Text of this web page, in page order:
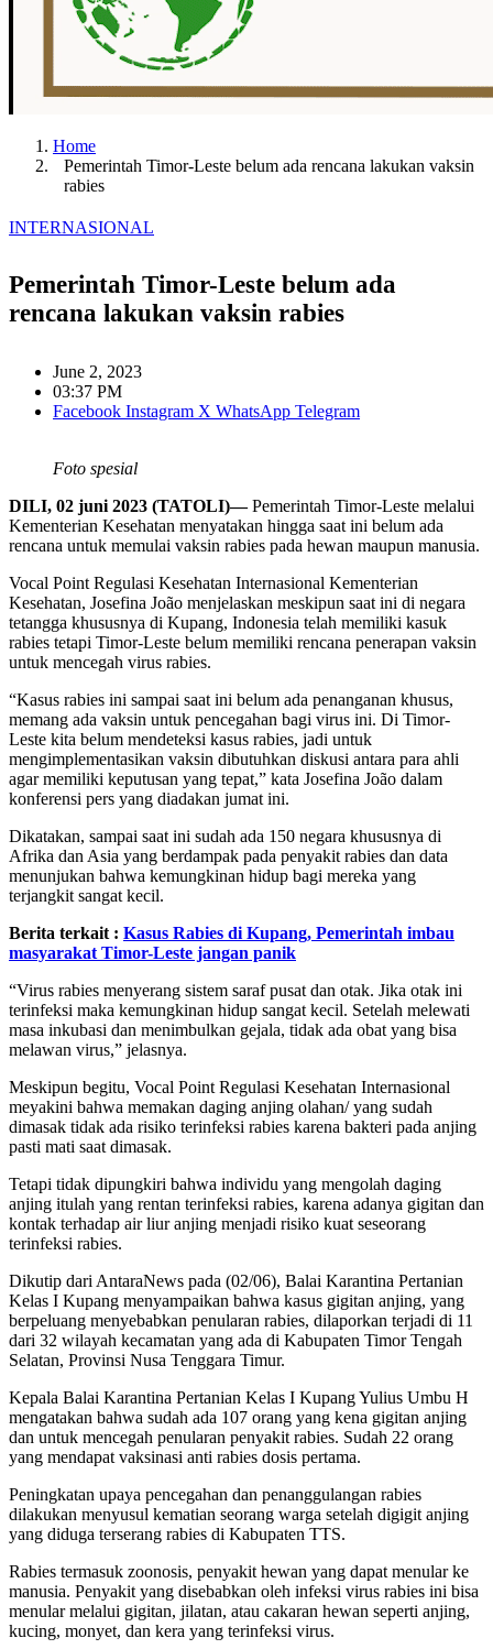
Home
Pemerintah Timor-Leste belum ada rencana lakukan vaksin
rabies
INTERNASIONAL
Pemerintah Timor-Leste belum ada
rencana lakukan vaksin rabies
June 2, 2023
03:37 PM
Facebook Instagram X WhatsApp Telegram
Foto spesial
DILI, 02 juni 2023 (TATOLI)—Pemerintah Timor-Leste melalui
Kementerian Kesehatan menyatakan hingga saat ini belum ada
rencana untuk memulai vaksin rabies pada hewan maupun manusia.
Vocal Point Regulasi Kesehatan Internasional Kementerian
Kesehatan, Josefina João menjelaskan meskipun saat ini di negara
tetangga khususnya di Kupang, Indonesia telah memiliki kasuk
rabies tetapi Timor-Leste belum memiliki rencana penerapan vaksin
untuk mencegah virus rabies.
“Kasus rabies ini sampai saat ini belum ada penanganan khusus,
memang ada vaksin untuk pencegahan bagi virus ini. Di Timor-
Leste kita belum mendeteksi kasus rabies, jadi untuk
mengimplementasikan vaksin dibutuhkan diskusi antara para ahli
agar memiliki keputusan yang tepat,” kata Josefina João dalam
konferensi pers yang diadakan jumat ini.
Dikatakan, sampai saat ini sudah ada 150 negara khususnya di
Afrika dan Asia yang berdampak pada penyakit rabies dan data
menunjukan bahwa kemungkinan hidup bagi mereka yang
terjangkit sangat kecil.
Berita terkait : Kasus Rabies di Kupang, Pemerintah imbau
masyarakat Timor-Leste jangan panik
“Virus rabies menyerang sistem saraf pusat dan otak. Jika otak ini
terinfeksi maka kemungkinan hidup sangat kecil. Setelah melewati
masa inkubasi dan menimbulkan gejala, tidak ada obat yang bisa
melawan virus,” jelasnya.
Meskipun begitu, Vocal Point Regulasi Kesehatan Internasional
meyakini bahwa memakan daging anjing olahan/ yang sudah
dimasak tidak ada risiko terinfeksi rabies karena bakteri pada anjing
pasti mati saat dimasak.
Tetapi tidak dipungkiri bahwa individu yang mengolah daging
anjing itulah yang rentan terinfeksi rabies, karena adanya gigitan dan
kontak terhadap air liur anjing menjadi risiko kuat seseorang
terinfeksi rabies.
Dikutip dari AntaraNews pada (02/06), Balai Karantina Pertanian
Kelas I Kupang menyampaikan bahwa kasus gigitan anjing, yang
berpeluang menyebabkan penularan rabies, dilaporkan terjadi di 11
dari 32 wilayah kecamatan yang ada di Kabupaten Timor Tengah
Selatan, Provinsi Nusa Tenggara Timur.
Kepala Balai Karantina Pertanian Kelas I Kupang Yulius Umbu H
mengatakan bahwa sudah ada 107 orang yang kena gigitan anjing
dan untuk mencegah penularan penyakit rabies. Sudah 22 orang
yang mendapat vaksinasi anti rabies dosis pertama.
Peningkatan upaya pencegahan dan penanggulangan rabies
dilakukan menyusul kematian seorang warga setelah digigit anjing
yang diduga terserang rabies di Kabupaten TTS.
Rabies termasuk zoonosis, penyakit hewan yang dapat menular ke
manusia. Penyakit yang disebabkan oleh infeksi virus rabies ini bisa
menular melalui gigitan, jilatan, atau cakaran hewan seperti anjing,
kucing, monyet, dan kera yang terinfeksi virus.